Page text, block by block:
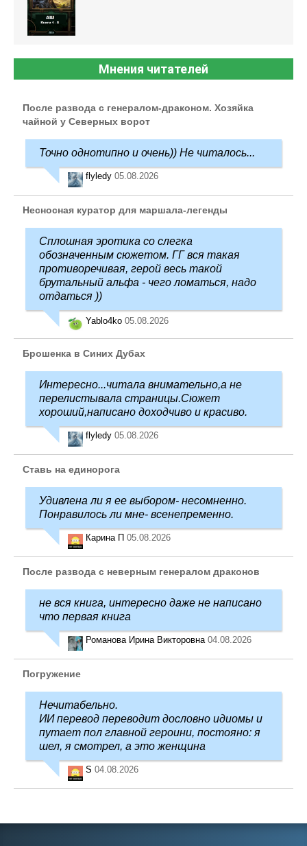
Мнения читателей
После развода с генералом-драконом. Хозяйка
чайной у Северных ворот
Точно однотипно и очень)) Не читалось...
flyledy 05.08.2026
Несносная куратор для маршала-легенды
Сплошная эротика со слегка
обозначенным сюжетом. ГГ вся такая
противоречивая, герой весь такой
брутальный альфа - чего ломаться, надо
отдаться ))
Yablo4ko 05.08.2026
Брошенка в Синих Дубах
Интересно...читала внимательно,а не
перелистывала страницы.Сюжет
хороший,написано доходчиво и красиво.
flyledy 05.08.2026
Ставь на единорога
Удивлена ли я ее выбором- несомненно.
Понравилось ли мне- всенепременно.
Карина П 05.08.2026
После развода с неверным генералом драконов
не вся книга, интересно даже не написано
что первая книга
Романова Ирина Викторовна 04.08.2026
Погружение
Нечитабельно.
ИИ перевод переводит дословно идиомы и
путает пол главной героини, постояно: я
шел, я смотрел, а это женщина
S 04.08.2026